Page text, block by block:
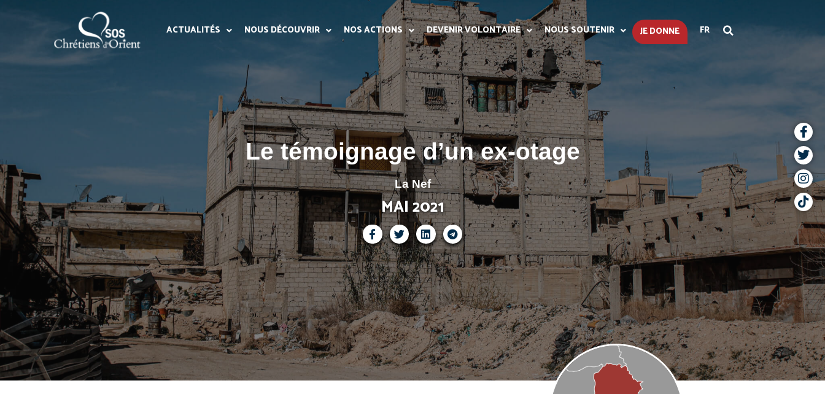
ACTUALITÉS NOUS DÉCOUVRIR NOS ACTIONS DEVENIR VOLONTAIRE NOUS SOUTENIR JE DONNE FR
Le témoignage d’un ex-otage
La Nef
MAI 2021